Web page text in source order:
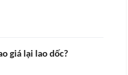
giá lại lao dốc?